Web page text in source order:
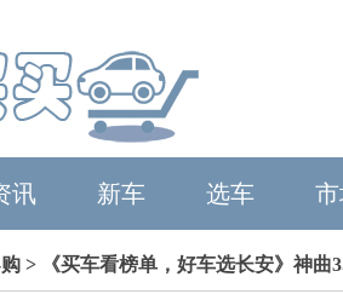
讯 新车 选车
> 《买车看榜单，好车选长安》神曲